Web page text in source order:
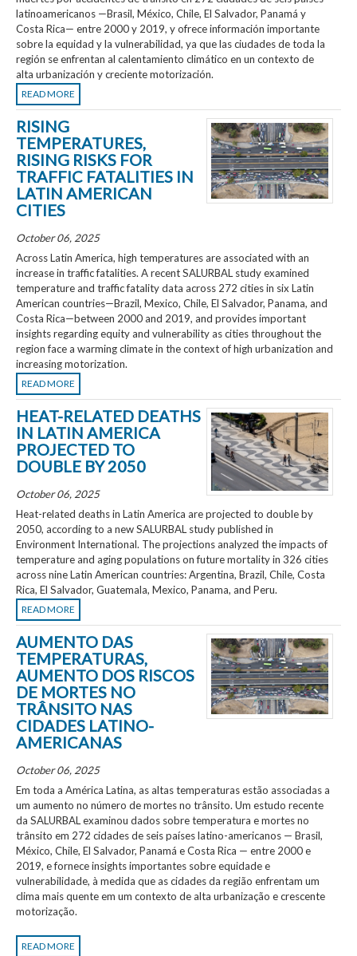
latinoamericanos —Brasil, México, Chile, El Salvador, Panamá y
Costa Rica— entre 2000 y 2019, y ofrece información importante
sobre la equidad y la vulnerabilidad, ya que las ciudades de toda la
región se enfrentan al calentamiento climático en un contexto de
alta urbanización y creciente motorización.
READ MORE
RISING
TEMPERATURES,
RISING RISKS FOR
TRAFFIC FATALITIES IN
LATIN AMERICAN
CITIES
October 06, 2025
Across Latin America, high temperatures are associated with an
increase in traffic fatalities. A recent SALURBAL study examined
temperature and traffic fatality data across 272 cities in six Latin
American countries—Brazil, Mexico, Chile, El Salvador, Panama, and
Costa Rica—between 2000 and 2019, and provides important
insights regarding equity and vulnerability as cities throughout the
region face a warming climate in the context of high urbanization and
increasing motorization.
READ MORE
HEAT-RELATED DEATHS
IN LATIN AMERICA
PROJECTED TO
DOUBLE BY 2050
October 06, 2025
Heat-related deaths in Latin America are projected to double by
2050, according to a new SALURBAL study published in
Environment International. The projections analyzed the impacts of
temperature and aging populations on future mortality in 326 cities
across nine Latin American countries: Argentina, Brazil, Chile, Costa
Rica, El Salvador, Guatemala, Mexico, Panama, and Peru.
READ MORE
AUMENTO DAS
TEMPERATURAS,
AUMENTO DOS RISCOS
DE MORTES NO
TRÂNSITO NAS
CIDADES LATINO-
AMERICANAS
October 06, 2025
Em toda a América Latina, as altas temperaturas estão associadas a
um aumento no número de mortes no trânsito. Um estudo recente
da SALURBAL examinou dados sobre temperatura e mortes no
trânsito em 272 cidades de seis países latino-americanos — Brasil,
México, Chile, El Salvador, Panamá e Costa Rica — entre 2000 e
2019, e fornece insights importantes sobre equidade e
vulnerabilidade, à medida que as cidades da região enfrentam um
clima mais quente em um contexto de alta urbanização e crescente
motorização.
READ MORE